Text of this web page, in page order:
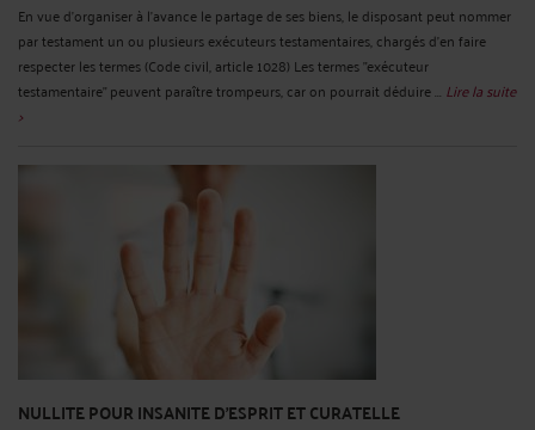
En vue d’organiser à l’avance le partage de ses biens, le disposant peut nommer
par testament un ou plusieurs exécuteurs testamentaires, chargés d’en faire
respecter les termes (Code civil, article 1028) Les termes "exécuteur
testamentaire" peuvent paraître trompeurs, car on pourrait déduire ... Lire la suite
>
NULLITE POUR INSANITE D’ESPRIT ET CURATELLE